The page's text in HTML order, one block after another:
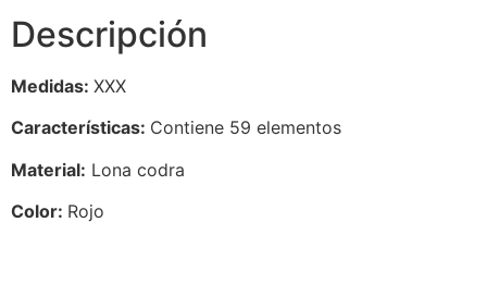
Descripción
Medidas: XXX
Características: Contiene 59 elementos
Material: Lona codra
Color: Rojo